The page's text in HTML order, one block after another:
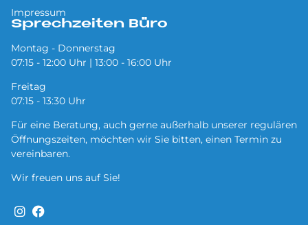
Impressum
Sprechzeiten Büro
Montag - Donnerstag
07:15 - 12:00 Uhr | 13:00 - 16:00 Uhr
Freitag
07:15 - 13:30 Uhr
Für eine Beratung, auch gerne außerhalb unserer regulären
Öffnungszeiten, möchten wir Sie bitten, einen Termin zu
vereinbaren.
Wir freuen uns auf Sie!